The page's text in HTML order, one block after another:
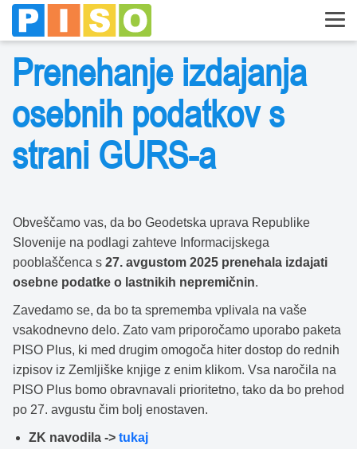
Prenehanje izdajanja
osebnih podatkov s
strani GURS-a
Obveščamo vas, da bo Geodetska uprava Republike
Slovenije na podlagi zahteve Informacijskega
pooblaščenca s 27. avgustom 2025 prenehala izdajati
osebne podatke o lastnikih nepremičnin.
Zavedamo se, da bo ta sprememba vplivala na vaše
vsakodnevno delo. Zato vam priporočamo uporabo paketa
PISO Plus, ki med drugim omogoča hiter dostop do rednih
izpisov iz Zemljiške knjige z enim klikom. Vsa naročila na
PISO Plus bomo obravnavali prioritetno, tako da bo prehod
po 27. avgustu čim bolj enostaven.
ZK navodila -> tukaj